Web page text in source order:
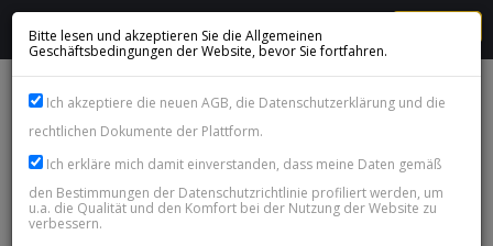
FC POINTS
Unten können Sie FC-Punkte kaufen. Eine Anleitung finden Sie hier:AUF
WELCHE WEISE SOLLTEN FC-PUNKTE AKTIVIERT WERDEN?
Sortieren
Bitte lesen und akzeptieren Sie die Allgemeinen
Geschäftsbedingungen der Website, bevor Sie fortfahren.
Ich akzeptiere die neuen AGB, die Datenschutzerklärung und die
rechtlichen Dokumente der Plattform.
Ich erkläre mich damit einverstanden, dass meine Daten gemäß
den Bestimmungen der Datenschutzrichtlinie profiliert werden, um
u.a. die Qualität und den Komfort bei der Nutzung der Website zu
verbessern.